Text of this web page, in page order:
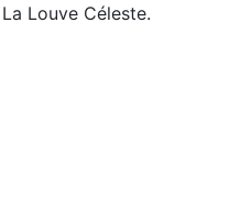
Louve Céleste.